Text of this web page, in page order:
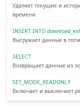
Удаляет текущие и
времени
INSERT INTO
Выгружает данные в
SELECT
Возвращает данные из
SET_MODE_READONLY
Включает и выключает